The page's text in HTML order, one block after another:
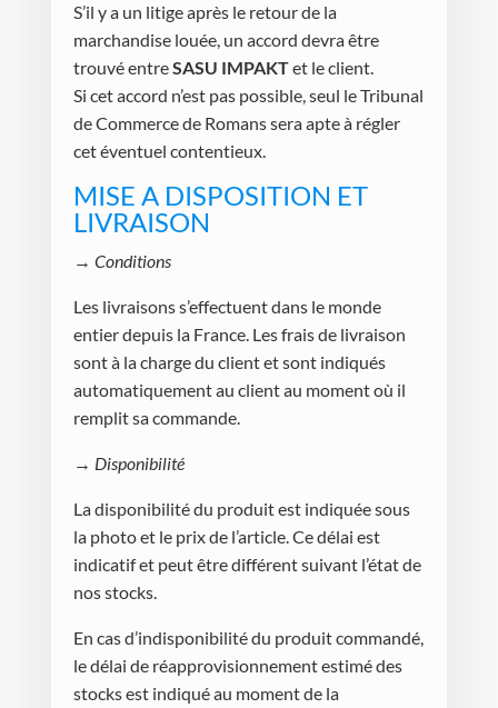
S’il y a un litige après le retour de la
marchandise louée, un accord devra être
trouvé entreSASU IMPAKTet le client.
Si cet accord n’est pas possible, seul le Tribunal
de Commerce de Romans sera apte à régler
cet éventuel contentieux.
MISE A DISPOSITION ET
LIVRAISON
→ Conditions
Les livraisons s’effectuent dans le monde
entier depuis la France. Les frais de livraison
sont à la charge du client et sont indiqués
automatiquement au client au moment où il
remplit sa commande.
→ Disponibilité
La disponibilité du produit est indiquée sous
la photo et le prix de l’article. Ce délai est
indicatif et peut être différent suivant l’état de
nos stocks.
En cas d’indisponibilité du produit commandé,
le délai de réapprovisionnement estimé des
stocks est indiqué au moment de la